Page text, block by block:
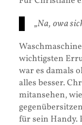
„Na, owa
wichtigsten
war es damals
alles besser.
mitansehen,
für sein Handy.